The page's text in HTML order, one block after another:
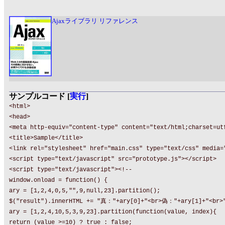
Ajaxライブラリ リファレンス
サンプルコード [実行]
<html>
<head>
<meta http-equiv="content-type" content="text/
<title>Sample</title>
<link rel="stylesheet" href="main.css" type="text/css"
<script type="text/javascript" src="prototype.js"></script>
<script type="text/javascript"><!--
window.onload = function() {
ary = [1,2,4,0,5,"",9,null,23].partition();
$("result").innerHTML += "真："+ary[0]+"<br>偽：
ary = [1,2,4,10,5,3,9,23].partition(function(value, index){
return (value >=10) ? true : false;